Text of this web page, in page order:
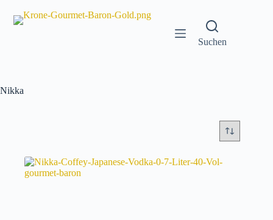
Inhalt
springen
Suchen
Nikka